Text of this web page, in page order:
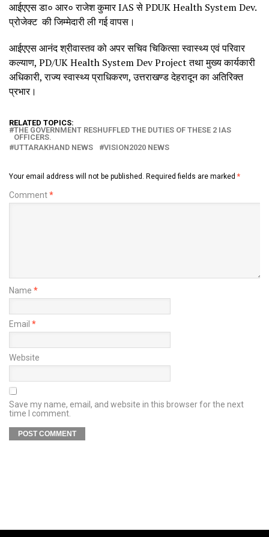
आईएएस डा० आर० राजेश कुमार IAS से PDUK Health System Dev.
प्रोजेक्ट की जिम्मेदारी ली गई वापस।
आईएएस आनंद श्रीवास्तव को अपर सचिव चिकित्सा स्वास्थ्य एवं परिवार
कल्याण, PD/UK Health System Dev Project तथा मुख्य कार्यकारी
अधिकारी, राज्य स्वास्थ्य प्राधिकरण, उत्तराखण्ड देहरादून का अतिरिक्त
प्रभार।
RELATED TOPICS:
THE GOVERNMENT RESHUFFLED THE DUTIES OF THESE 2 IAS
OFFICERS.
UTTARAKHAND NEWS
VISION2020 NEWS
Your email address will not be published. Required fields are marked *
Comment*
Name *
Email *
Website
Save my name, email, and website in this browser for the next
time I comment.